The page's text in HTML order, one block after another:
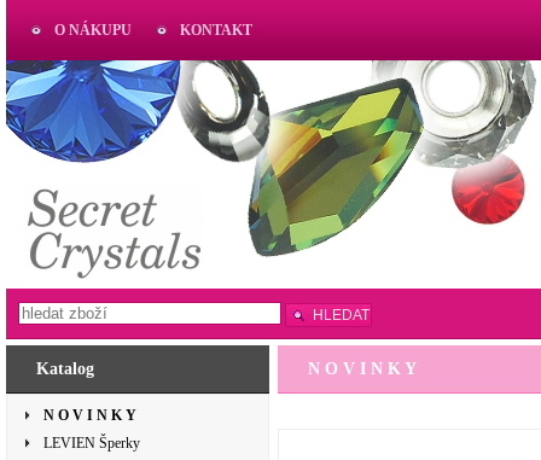
Katalog
N O V I N K Y
LEVIEN Šperky
N O V I N K Y
O NÁKUPU KONTAKT
AKTUAL
www.aktual-koralky.cz
HLEDAT